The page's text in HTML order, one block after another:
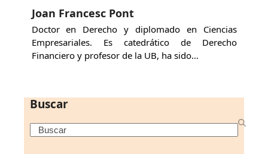
Joan Francesc Pont
Doctor en Derecho y diplomado en Ciencias
Empresariales. Es catedrático de Derecho
Financiero y profesor de la UB, ha sido…
Buscar
Search